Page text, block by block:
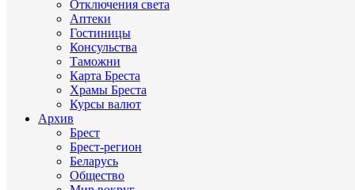
Отключения света
Аптеки
Гостиницы
Консульства
Таможни
Карта Бреста
Храмы Бреста
Курсы валют
Архив
Брест
Брест-регион
Беларусь
Общество